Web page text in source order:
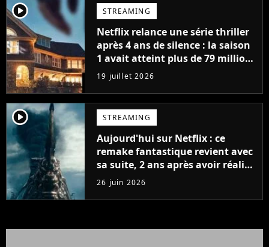
player2 STREAMING
Netflix relance une série thriller
après 4 ans de silence : la saison
1 avait atteint plus de 79 millions
de vues
19 juillet 2026
player2 STREAMING
Aujourd'hui sur Netflix : ce
remake fantastique revient avec
sa suite, 2 ans après avoir réalisé
60 millions de vues et régné 6
semaines dans le Top 10
26 juin 2026